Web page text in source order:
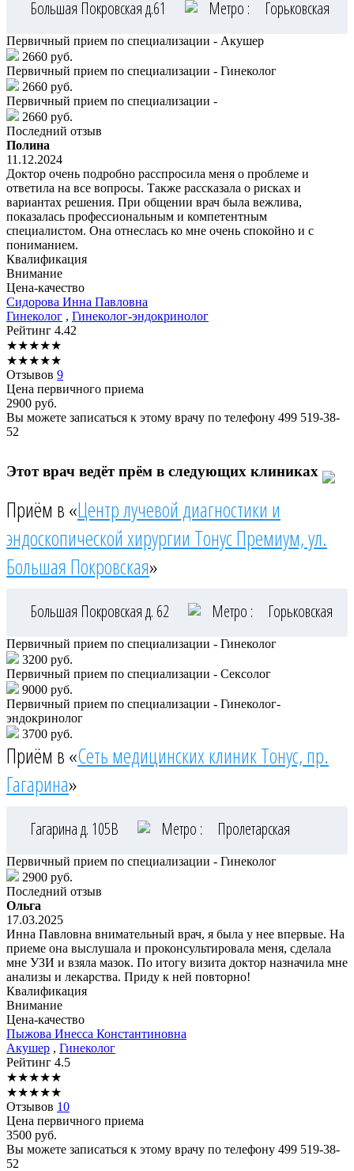
Большая Покровская д.61 Метро : Горьковская
Первичный прием по специализации - Акушер
2660 руб.
Первичный прием по специализации - Гинеколог
2660 руб.
Первичный прием по специализации -
2660 руб.
Последний отзыв
Полина
11.12.2024
Доктор очень подробно расспросила меня о проблеме и
ответила на все вопросы. Также рассказала о рисках и
вариантах решения. При общении врач была вежлива,
показалась профессиональным и компетентным
специалистом. Она отнеслась ко мне очень спокойно и с
пониманием.
Квалификация
Внимание
Цена-качество
Сидорова Инна Павловна
Гинеколог , Гинеколог-эндокринолог
Рейтинг 4.42
★★★★★
★★★★★
Отзывов 9
Цена первичного приема
2900 руб.
Вы можете записаться к этому врачу по телефону 499 519-38-
52
Этот врач ведёт прём в следующих клиниках
Приём в «Центр лучевой диагностики и
эндоскопической хирургии Тонус Премиум, ул.
Большая Покровская»
Большая Покровская д. 62 Метро : Горьковская
Первичный прием по специализации - Гинеколог
3200 руб.
Первичный прием по специализации - Сексолог
9000 руб.
Первичный прием по специализации - Гинеколог-
эндокринолог
3700 руб.
Приём в «Сеть медицинских клиник Тонус, пр.
Гагарина»
Гагарина д. 105В Метро : Пролетарская
Первичный прием по специализации - Гинеколог
2900 руб.
Последний отзыв
Ольга
17.03.2025
Инна Павловна внимательный врач, я была у нее впервые. На
приеме она выслушала и проконсультировала меня, сделала
мне УЗИ и взяла мазок. По итогу визита доктор назначила мне
анализы и лекарства. Приду к ней повторно!
Квалификация
Внимание
Цена-качество
Пыжова Инесса Константиновна
Акушер , Гинеколог
Рейтинг 4.5
★★★★★
★★★★★
Отзывов 10
Цена первичного приема
3500 руб.
Вы можете записаться к этому врачу по телефону 499 519-38-
52